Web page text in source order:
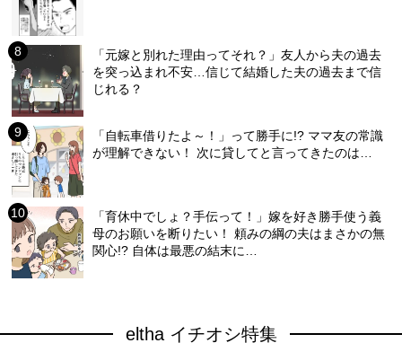
「元嫁と別れた理由ってそれ？」友人から夫の過去
を突っ込まれ不安…信じて結婚した夫の過去まで信
じれる？
「自転車借りたよ～！」って勝手に!? ママ友の常識
が理解できない！ 次に貸してと言ってきたのは…
「育休中でしょ？手伝って！」嫁を好き勝手使う義
母のお願いを断りたい！ 頼みの綱の夫はまさかの無
関心!? 自体は最悪の結末に…
eltha イチオシ特集